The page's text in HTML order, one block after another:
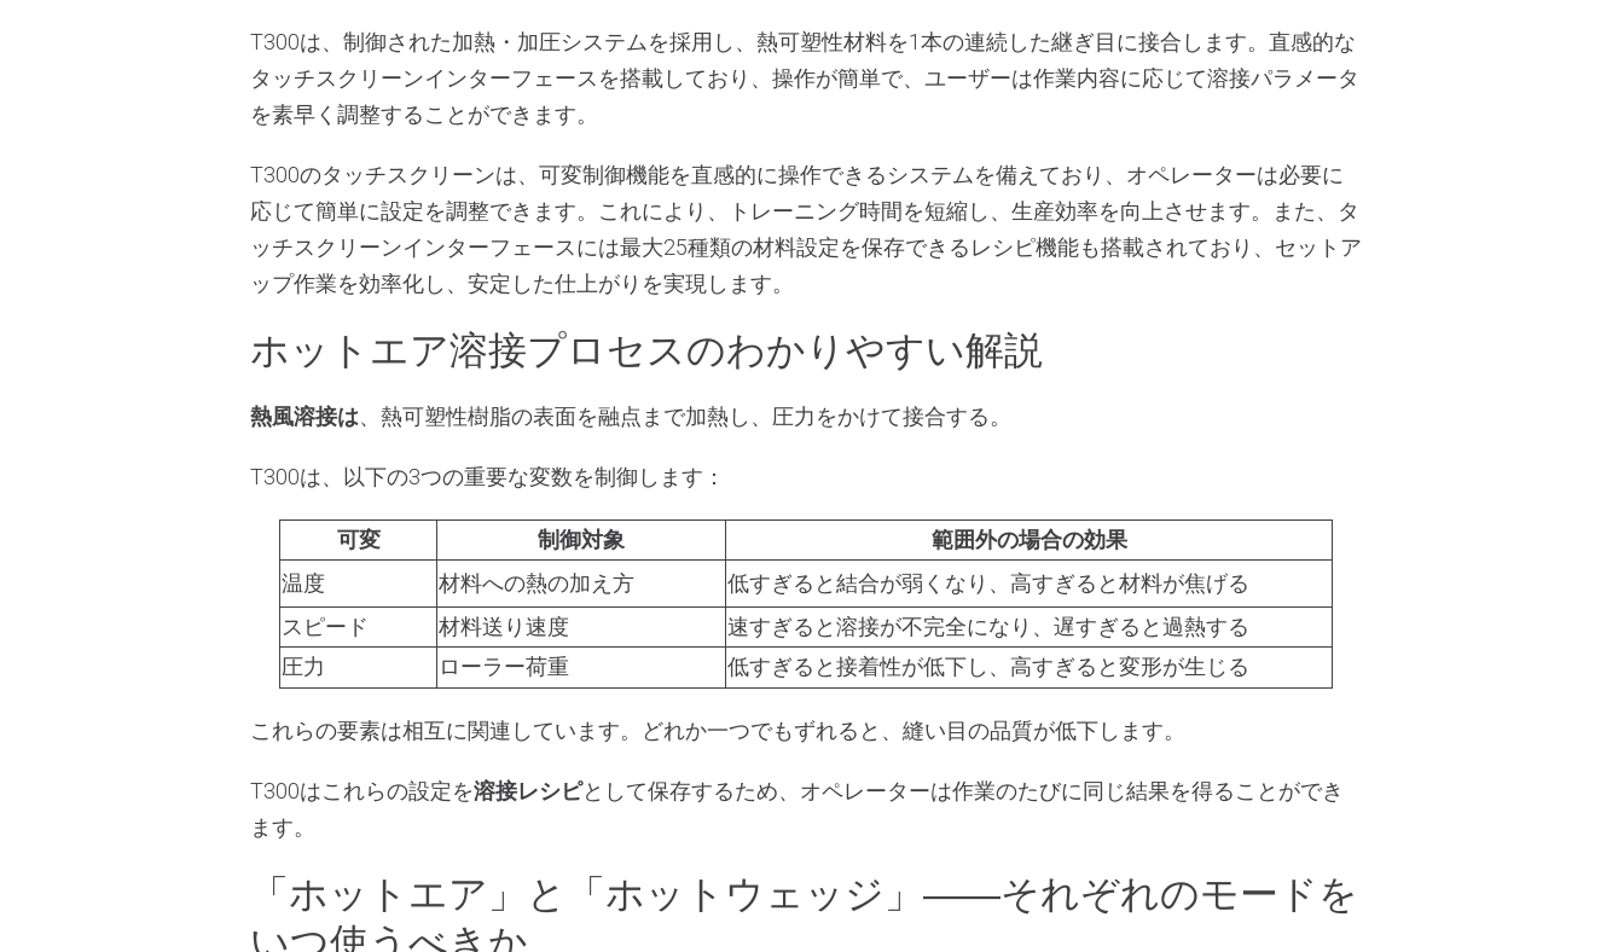
T300は、制御された加熱・加圧システムを採用し、熱可塑性材料を1本の連続した継ぎ目に接合します。直感的な
タッチスクリーンインターフェースを搭載しており、操作が簡単で、ユーザーは作業内容に応じて溶接パラメータ
を素早く調整することができます。
T300のタッチスクリーンは、可変制御機能を直感的に操作できるシステムを備えており、オペレーターは必要に
応じて簡単に設定を調整できます。これにより、トレーニング時間を短縮し、生産効率を向上させます。また、タ
ッチスクリーンインターフェースには最大25種類の材料設定を保存できるレシピ機能も搭載されており、セットア
ップ作業を効率化し、安定した仕上がりを実現します。
ホットエア溶接プロセスのわかりやすい解説
熱風溶接は、熱可塑性樹脂の表面を融点まで加熱し、圧力をかけて接合する。
T300は、以下の3つの重要な変数を制御します：
可変 制御対象
範囲外の場合の効果
温度
材料への熱の加え方
低すぎると結合が弱くなり、高すぎると材料が焦げる
スピード
材料送り速度
速すぎると溶接が不完全になり、遅すぎると過熱する
圧力
ローラー荷重 低すぎると接着性が低下し、高すぎると変形が生じる
これらの要素は相互に関連しています。どれか一つでもずれると、縫い目の品質が低下します。
T300はこれらの設定を溶接レシピとして保存するため、オペレーターは作業のたびに同じ結果を得ることができ
ます。
「ホットエア」と「ホットウェッジ」――それぞれのモードを
いつ使うべきか